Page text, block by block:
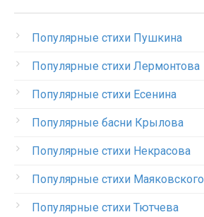
Популярные стихи Пушкина
Популярные стихи Лермонтова
Популярные стихи Есенина
Популярные басни Крылова
Популярные стихи Некрасова
Популярные стихи Маяковского
Популярные стихи Тютчева